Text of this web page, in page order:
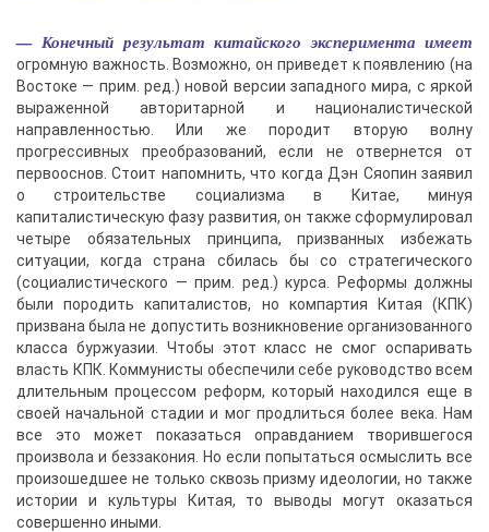
— Конечный результат китайского эксперимента имеет
огромную важность. Возможно, он приведет к появлению (на
Востоке — прим. ред.) новой версии западного мира, с яркой
выраженной авторитарной и националистической
направленностью. Или же породит вторую волну
прогрессивных преобразований, если не отвернется от
первооснов. Стоит напомнить, что когда Дэн Сяопин заявил
о строительстве социализма в Китае, минуя
капиталистическую фазу развития, он также сформулировал
четыре обязательных принципа, призванных избежать
ситуации, когда страна сбилась бы со стратегического
(социалистического — прим. ред.) курса. Реформы должны
были породить капиталистов, но компартия Китая (КПК)
призвана была не допустить возникновение организованного
класса буржуазии. Чтобы этот класс не смог оспаривать
власть КПК. Коммунисты обеспечили себе руководство всем
длительным процессом реформ, который находился еще в
своей начальной стадии и мог продлиться более века. Нам
все это может показаться оправданием творившегося
произвола и беззакония. Но если попытаться осмыслить все
произошедшее не только сквозь призму идеологии, но также
истории и культуры Китая, то выводы могут оказаться
совершенно иными.